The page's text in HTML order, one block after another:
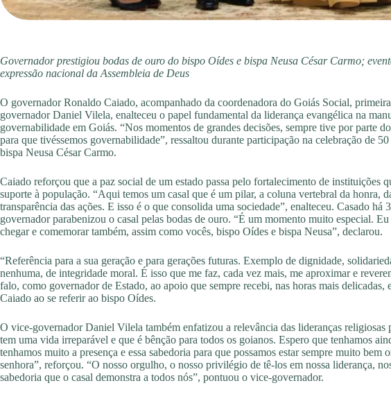
Governador prestigiou bodas de ouro do bispo Oídes e bispa Neusa César Carmo;
expressão nacional da Assembleia de Deus
O governador Ronaldo Caiado, acompanhado da coordenadora do Goiás Social,
governador Daniel Vilela, enalteceu o papel fundamental da liderança evangélica na
governabilidade em Goiás. “Nos momentos de grandes decisões, sempre tive por parte
para que tivéssemos governabilidade”, ressaltou durante participação na celebração de
bispa Neusa César Carmo.
Caiado reforçou que a paz social de um estado passa pelo fortalecimento de instituições
suporte à população. “Aqui temos um casal que é um pilar, a coluna vertebral da honra,
transparência das ações. E isso é o que consolida uma sociedade”, enalteceu. Casado
governador parabenizou o casal pelas bodas de ouro. “É um momento muito especial. Eu
chegar e comemorar também, assim como vocês, bispo Oídes e bispa Neusa”, declarou.
“Referência para a sua geração e para gerações futuras. Exemplo de dignidade,
nenhuma, de integridade moral. É isso que me faz, cada vez mais, me aproximar e
falo, como governador de Estado, ao apoio que sempre recebi, nas horas mais delicadas,
Caiado ao se referir ao bispo Oídes.
O vice-governador Daniel Vilela também enfatizou a relevância das lideranças religiosas
tem uma vida irreparável e que é bênção para todos os goianos. Espero que tenhamos
tenhamos muito a presença e essa sabedoria para que possamos estar sempre muito bem
senhora”, reforçou. “O nosso orgulho, o nosso privilégio de tê-los em nossa liderança,
sabedoria que o casal demonstra a todos nós”, pontuou o vice-governador.